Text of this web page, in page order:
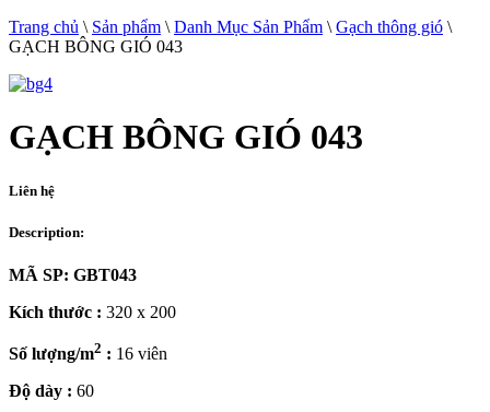
Trang chủ \ Sản phẩm \ Danh Mục Sản Phẩm \ Gạch thông gió \
GẠCH BÔNG GIÓ 043
GẠCH BÔNG GIÓ 043
Liên hệ
Description:
MÃ SP: GBT043
Kích thước : 320 x 200
Số lượng/m2 : 16 viên
Độ dày : 60